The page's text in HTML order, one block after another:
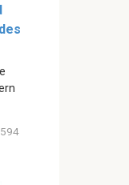
594